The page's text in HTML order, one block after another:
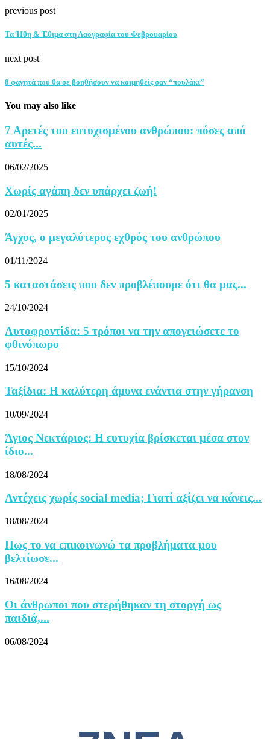
previous post
Τα Ήθη & Έθιμα στη Λαογραφία του Φεβρουαρίου
next post
8 φαγητά που θα σε βοηθήσουν να κοιμηθείς σαν “πουλάκι”
You may also like
7 Αρετές του ευτυχισμένου ανθρώπου: πόσες από
αυτές...
06/02/2025
Χωρίς αγάπη δεν υπάρχει ζωή!
02/01/2025
Άγχος, ο μεγαλύτερος εχθρός του ανθρώπου
01/11/2024
5 καταστάσεις που δεν προβλέπουμε ότι θα μας...
24/10/2024
Αυτοφροντίδα: 5 τρόποι να την απογειώσετε το
φθινόπωρο
15/10/2024
Ταξίδια: Η καλύτερη άμυνα ενάντια στην γήρανση
10/09/2024
Άγιος Νεκτάριος: Η ευτυχία βρίσκεται μέσα στον
ίδιο...
18/08/2024
Αντέχεις χωρίς social media; Γιατί αξίζει να κάνεις...
18/08/2024
Πως το να επικοινωνώ τα προβλήματα μου
βελτίωσε...
16/08/2024
Οι άνθρωποι που στερήθηκαν τη στοργή ως
παιδιά,...
06/08/2024